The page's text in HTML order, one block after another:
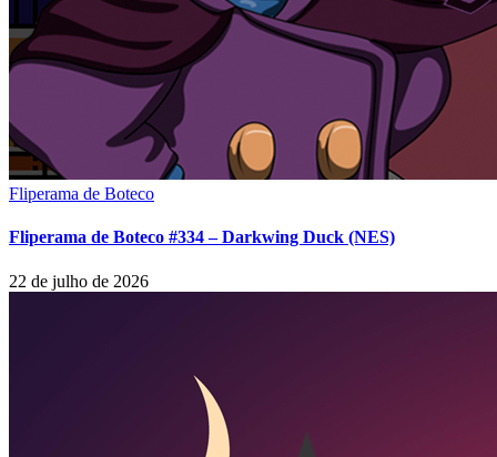
Fliperama de Boteco
Fliperama de Boteco #334 – Darkwing Duck (NES)
22 de julho de 2026